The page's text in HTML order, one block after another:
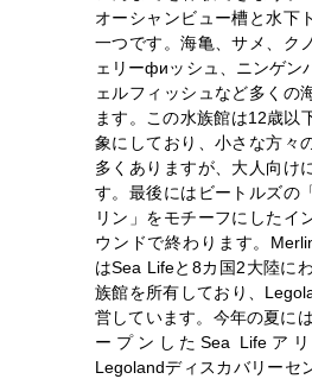
オーシャンビュー槽と水下
一つです。海亀、サメ、ク
ェリーфиッシュ、ニンゲン
ェルフィッシュなど多くの
ます。この水族館は12歳以
象にしており、小さな方々
多くありますが、大人向け
す。最後にはビートルズの
リン」をモチーフにしたイ
ウンドで終わります。
はSea Lifeと8カ国2大陸に
族館を所有しており、
営しています。今年の夏に
ープンしたSea Lifeア
Legolandディスカバリーセ